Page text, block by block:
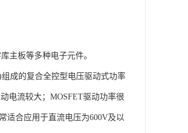
主板等多种电子元件。
成的复合全控型电压驱动式功率
电流较大；MOSFET驱动功率很
适合应用于直流电压为600V及以